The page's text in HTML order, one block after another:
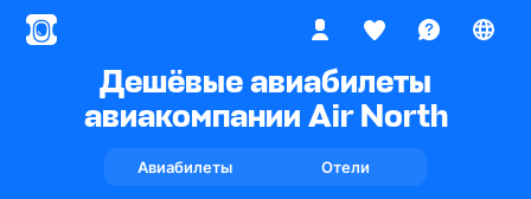
Дешёвые авиабилеты
авиакомпании Air North
Авиабилеты Отели